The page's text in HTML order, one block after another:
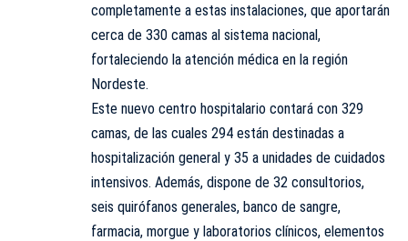
completamente a estas instalaciones, que aportarán
cerca de 330 camas al sistema nacional,
fortaleciendo la atención médica en la región
Nordeste.
Este nuevo centro hospitalario contará con 329
camas, de las cuales 294 están destinadas a
hospitalización general y 35 a unidades de cuidados
intensivos. Además, dispone de 32 consultorios,
seis quirófanos generales, banco de sangre,
farmacia, morgue y laboratorios clínicos, elementos